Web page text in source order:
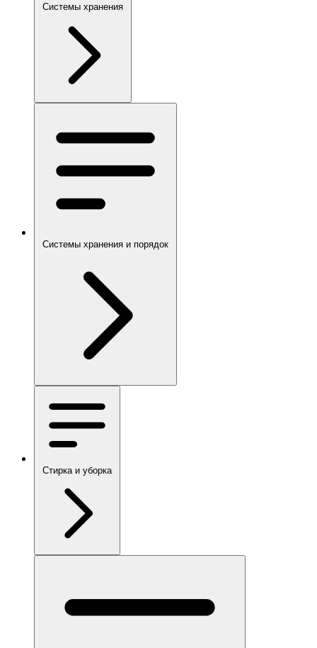
Системы хранения
Системы хранения и порядок
Стирка и уборка